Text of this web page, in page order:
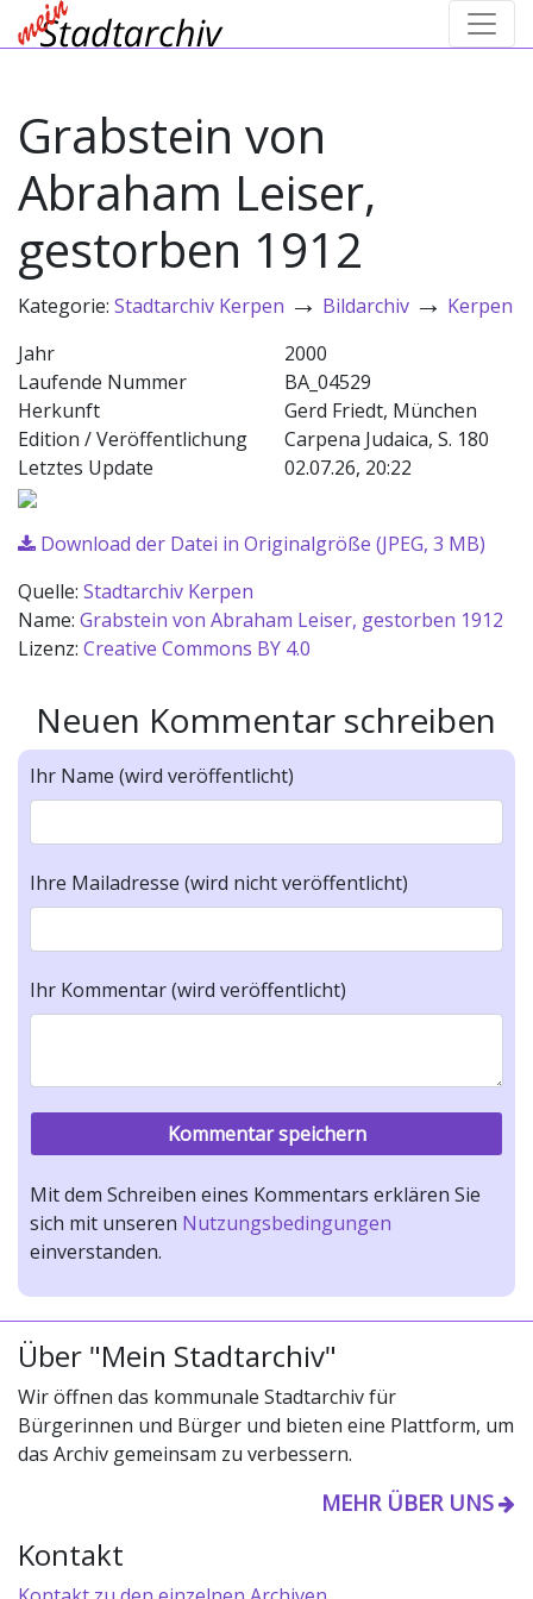
Grabstein von
Abraham Leiser,
gestorben 1912
Kategorie: Stadtarchiv Kerpen → Bildarchiv → Kerpen
Jahr
2000
Laufende Nummer
BA_04529
Herkunft
Gerd Friedt, München
Edition / Veröffentlichung
Carpena Judaica, S. 180
Letztes Update
02.07.26, 20:22
Download der Datei in Originalgröße (JPEG, 3 MB)
Quelle: Stadtarchiv Kerpen
Name: Grabstein von Abraham Leiser, gestorben 1912
Lizenz: Creative Commons BY 4.0
Neuen Kommentar schreiben
Ihr Name (wird veröffentlicht)
Ihre Mailadresse (wird nicht veröffentlicht)
Ihr Kommentar (wird veröffentlicht)
Mit dem Schreiben eines Kommentars erklären Sie
sich mit unseren Nutzungsbedingungen
einverstanden.
Über "Mein Stadtarchiv"
Wir öffnen das kommunale Stadtarchiv für
Bürgerinnen und Bürger und bieten eine Plattform, um
das Archiv gemeinsam zu verbessern.
MEHR ÜBER UNS
Kontakt